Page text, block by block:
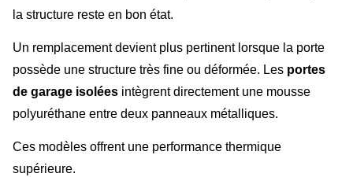
la structure reste en bon état.
Un remplacement devient plus pertinent lorsque la porte
possède une structure très fine ou déformée. Les portes
de garage isolées intègrent directement une mousse
polyuréthane entre deux panneaux métalliques.
Ces modèles offrent une performance thermique
supérieure.